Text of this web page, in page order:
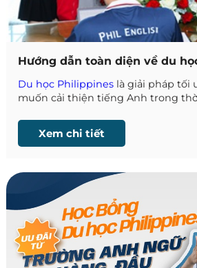
Hướng dẫn toàn diện về du
Du học Philippines là giải pháp tối
muốn cải thiện tiếng Anh trong
6–10 giờ/ngày, các khóa học tại
phát triển nghe – nói – phản xạ,
Xem chi tiết